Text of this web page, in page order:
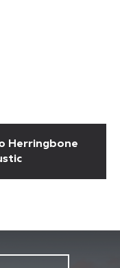
Herringbone